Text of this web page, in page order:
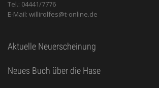
Tel.: 04441/7776
E-Mail: willirolfes@t-online.de
Aktuelle Neuerscheinung
Neues Buch über die Hase